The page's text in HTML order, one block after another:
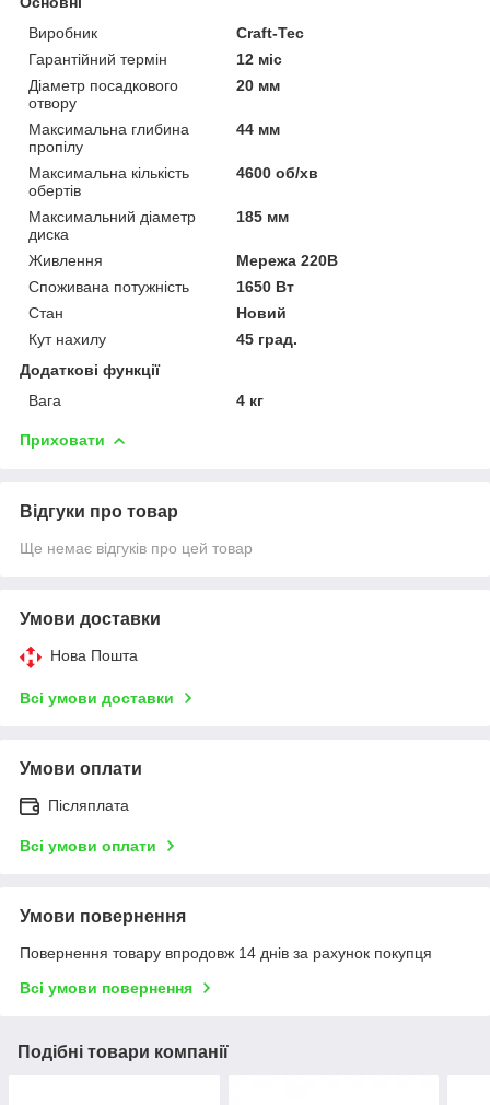
Виробник
Craft-Tec
Гарантійний термін
12 міс
Діаметр посадкового
отвору
20 мм
Максимальна глибина
пропілу
44 мм
Максимальна кількість
обертів
4600 об/хв
Максимальний діаметр
диска
185 мм
Живлення
Мережа 220В
Споживана потужність
1650 Вт
Стан
Новий
Кут нахилу
45 град.
Додаткові функції
Вага
4 кг
Приховати
Відгуки про товар
Ще немає відгуків про цей товар
Умови доставки
Нова Пошта
Всі умови доставки
Умови оплати
Післяплата
Всі умови оплати
Умови повернення
Повернення товару впродовж 14 днів за рахунок покупця
Всі умови повернення
Подібні товари компанії